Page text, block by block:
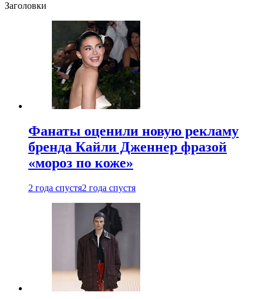
Заголовки
Фанаты оценили новую рекламу
бренда Кайли Дженнер фразой
«мороз по коже»
2 года спустя2 года спустя